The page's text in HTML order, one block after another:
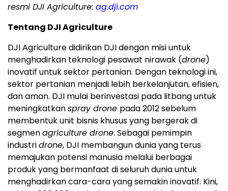
resmi DJI Agriculture: ag.dji.com
Tentang DJI Agriculture
DJI Agriculture didirikan DJI dengan misi untuk
menghadirkan teknologi pesawat nirawak (drone)
inovatif untuk sektor pertanian. Dengan teknologi ini,
sektor pertanian menjadi lebih berkelanjutan, efisien,
dan aman. DJI mulai berinvestasi pada litbang untuk
meningkatkanspray drone pada 2012 sebelum
membentuk unit bisnis khusus yang bergerak di
segmenagriculture drone. Sebagai pemimpin
industridrone, DJI membangun dunia yang terus
memajukan potensi manusia melalui berbagai
produk yang bermanfaat di seluruh dunia untuk
menghadirkan cara-cara yang semakin inovatif. Kini,